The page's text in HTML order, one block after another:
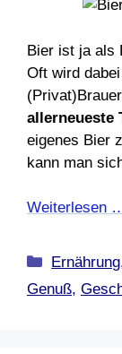
Bier ist ja als
Oft wird
allerneueste
eigenes Bier
kann man
Weiterlesen
Kategorien
Ernährung
Genuß,